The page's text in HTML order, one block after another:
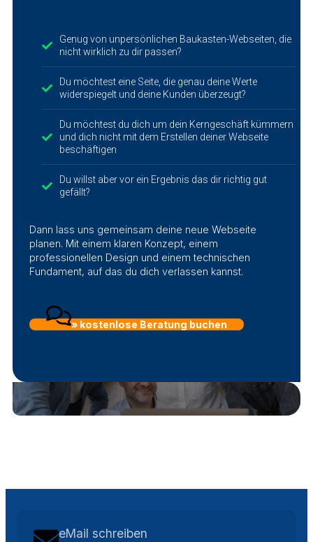
Genug von unpersönlichen Baukasten-Webseiten, die
nicht wirklich zu dir passen?
Du möchtest eine Seite, die genau deine Werte
widerspiegelt und deine Kunden überzeugt?
Du möchtest du dich um dein Kerngeschäft kümmern
und dich nicht mit dem Erstellen deiner Webseite
beschäftigen
Du willst aber vor ein Ergebnis das dir richtig gut
gefällt?
Dann lass uns gemeinsam deine neue Webseite
planen. Mit einem klaren Konzept, einem
professionellen Design und einem technischen
Fundament, auf das du dich verlassen kannst.
» kostenlose Beratung buchen
eMail schreiben